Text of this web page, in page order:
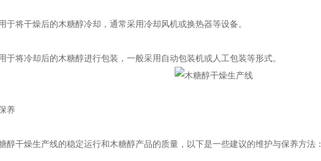
将干燥后的木糖醇冷却，通常采用冷却风机或换热器等设备。
将冷却后的木糖醇进行包装，一般采用自动包装机或人工包装等形式。
养
干燥生产线的稳定运行和木糖醇产品的质量，以下是一些建议的维护与保养方法：